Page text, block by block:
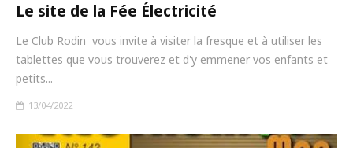
Le site de la Fée Électricité
Le Club Rodin vous invite à visiter la fresque et à utiliser les
tablettes que vous trouverez et d'y emmener vos enfants et
petits...
13/04/2022